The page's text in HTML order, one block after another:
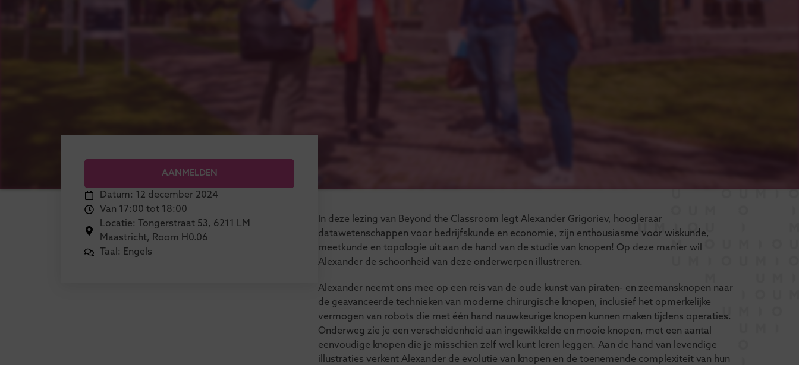
AANMELDEN
Datum: 12 december 2024
Van 17:00 tot 18:00
Locatie: Tongerstraat 53, 6211 LM
Maastricht, Room H0.06
Taal: Engels
In deze lezing van Beyond the Classroom legt Alexander Grigoriev, hoogleraar
datawetenschappen voor bedrijfskunde en economie, zijn enthousiasme voor wiskunde,
meetkunde en topologie uit aan de hand van de studie van knopen! Op deze manier wil
Alexander de schoonheid van deze onderwerpen illustreren.
Alexander neemt ons mee op een reis van de oude kunst van piraten- en zeemansknopen naar
de geavanceerde technieken van moderne chirurgische knopen, inclusief het opmerkelijke
vermogen van robots die met één hand nauwkeurige knopen kunnen maken tijdens operaties.
Onderweg zie je een verscheidenheid aan ingewikkelde en mooie knopen, met een aantal
eenvoudige knopen die je misschien zelf wel kunt leren leggen. Aan de hand van levendige
illustraties verkent Alexander de evolutie van knopen en de toenemende complexiteit van hun